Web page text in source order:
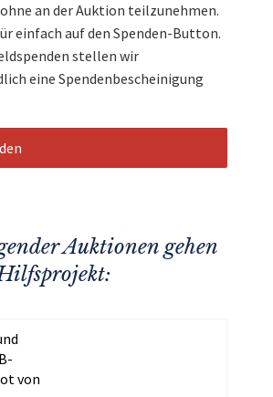
an der Auktion teilzunehmen.
einfach auf den Spenden-Button.
stellen wir
eine Spendenbescheinigung
Auktionen gehen
von